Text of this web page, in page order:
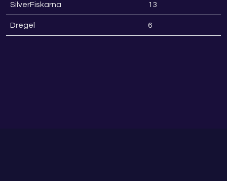
SilverFiskarna 13
Dregel 6